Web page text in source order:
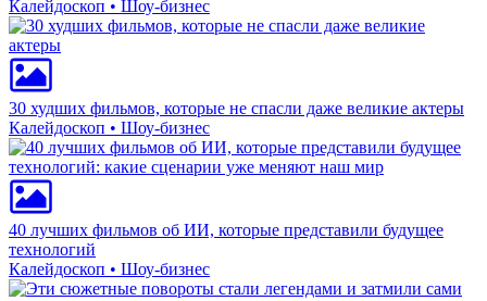
Калейдоскоп • Шоу-бизнес
30 худших фильмов, которые не спасли даже великие актеры
Калейдоскоп • Шоу-бизнес
40 лучших фильмов об ИИ, которые представили будущее
технологий
Калейдоскоп • Шоу-бизнес